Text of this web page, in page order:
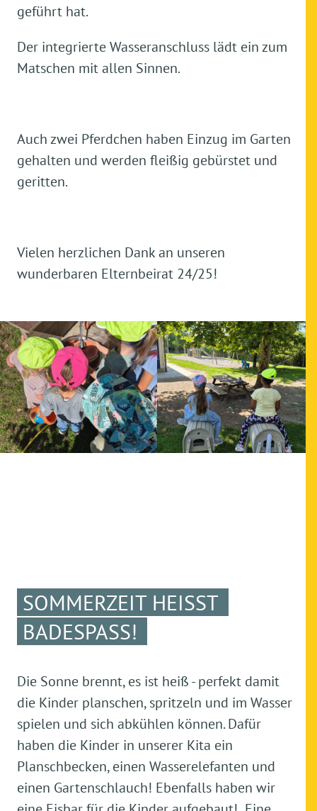
geführt hat.
Der integrierte Wasseranschluss lädt ein zum
Matschen mit allen Sinnen.
Auch zwei Pferdchen haben Einzug im Garten
gehalten und werden fleißig gebürstet und
geritten.
Vielen herzlichen Dank an unseren
wunderbaren Elternbeirat 24/25!
SOMMERZEIT HEISST B
ADESPASS!
Die Sonne brennt, es ist heiß - perfekt damit
die Kinder planschen, spritzeln und im Wasser
spielen und sich abkühlen können. Dafür
haben die Kinder in unserer Kita ein
Planschbecken, einen Wasserelefanten und
einen Gartenschlauch! Ebenfalls haben wir